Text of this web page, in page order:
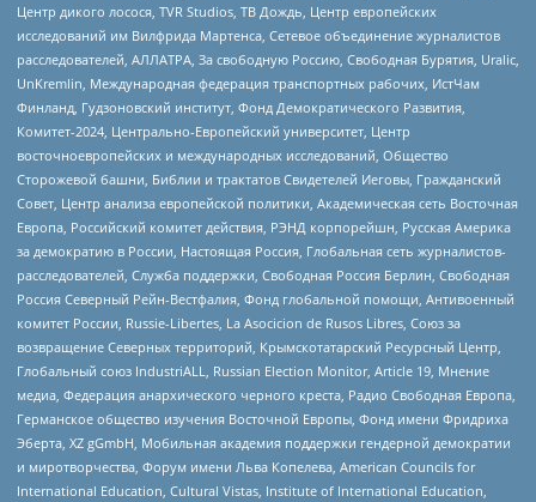
Центр дикого лосося, TVR Studios, ТВ Дождь, Центр европейских
исследований им Вилфрида Мартенса, Сетевое объединение журналистов
расследователей, АЛЛАТРА, За свободную Россию, Свободная Бурятия, Uralic,
UnKremlin, Международная федерация транспортных рабочих, ИстЧам
Финланд, Гудзоновский институт, Фонд Демократического Развития,
Комитет-2024, Центрально-Европейский университет, Центр
восточноевропейских и международных исследований, Общество
Сторожевой башни, Библии и трактатов Свидетелей Иеговы, Гражданский
Совет, Центр анализа европейской политики, Академическая сеть Восточная
Европа, Российский комитет действия, РЭНД корпорейшн, Русская Америка
за демократию в России, Настоящая Россия, Глобальная сеть журналистов-
расследователей, Служба поддержки, Свободная Россия Берлин, Свободная
Россия Северный Рейн-Вестфалия, Фонд глобальной помощи, Антивоенный
комитет России, Russie-Libertes, La Asocicion de Rusos Libres, Союз за
возвращение Северных территорий, Крымскотатарский Ресурсный Центр,
Глобальный союз IndustriALL, Russian Election Monitor, Article 19, Мнение
медиа, Федерация анархического черного креста, Радио Свободная Европа,
Германское общество изучения Восточной Европы, Фонд имени Фридриха
Эберта, XZ gGmbH, Мобильная академия поддержки гендерной демократии
и миротворчества, Форум имени Льва Копелева, American Councils for
International Education, Cultural Vistas, Institute of International Education,